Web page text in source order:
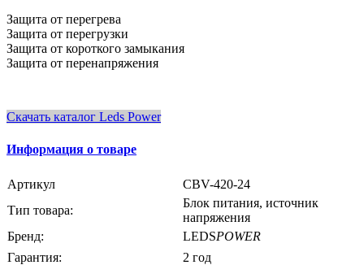
Защита от перегрева
Защита от перегрузки
Защита от короткого замыкания
Защита от перенапряжения
Скачать каталог Leds Power
Информация о товаре
Артикул
CBV-420-24
Тип товара:
Блок питания, источник
напряжения
Бренд:
LEDSPOWER
Гарантия:
2 год